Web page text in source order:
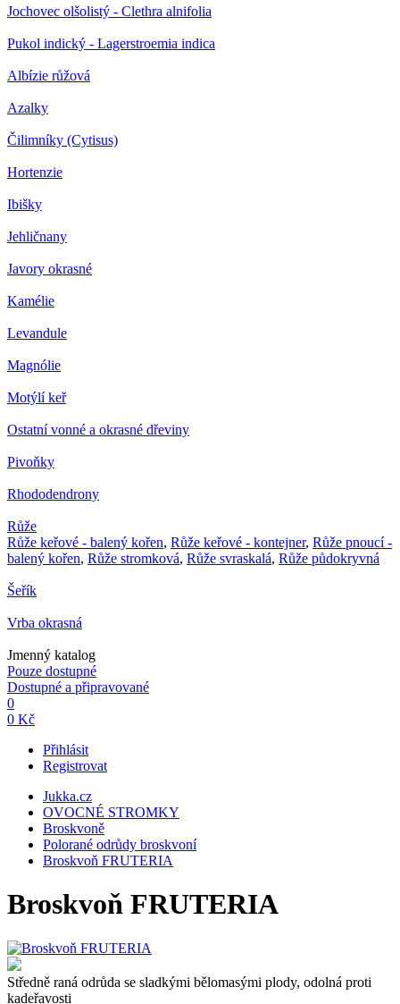
Jochovec olšolistý - Clethra alnifolia
Pukol indický - Lagerstroemia indica
Albízie růžová
Azalky
Čilimníky (Cytisus)
Hortenzie
Ibišky
Jehličnany
Javory okrasné
Kamélie
Levandule
Magnólie
Motýlí keř
Ostatní vonné a okrasné dřeviny
Pivoňky
Rhododendrony
Růže
Růže keřové - balený kořen, Růže keřové - kontejner, Růže pnoucí -
balený kořen, Růže stromková, Růže svraskalá, Růže půdokryvná
Šeřík
Vrba okrasná
Jmenný katalog
Pouze dostupné
Dostupné a připravované
0
0 Kč
Přihlásit
Registrovat
Jukka.cz
OVOCNÉ STROMKY
Broskvoně
Polorané odrůdy broskvoní
Broskvoň FRUTERIA
Broskvoň FRUTERIA
Středně raná odrůda se sladkými bělomasými plody, odolná proti
kadeřavosti